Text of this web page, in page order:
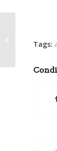
Tags: